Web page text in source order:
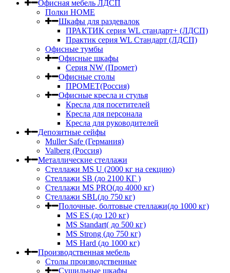
Офисная мебель ЛДСП
Полки HOME
Шкафы для раздевалок
ПРАКТИК серия WL стандарт+ (ЛДСП)
Практик серия WL Стандарт (ЛДСП)
Офисные тумбы
Офисные шкафы
Серия NW (Промет)
Офисные столы
ПРОМЕТ(Россия)
Офисные кресла и стулья
Кресла для посетителей
Кресла для персонала
Кресла для руководителей
Депозитные сейфы
Muller Safe (Германия)
Valberg (Россия)
Металлические стеллажи
Стеллажи MS U (2000 кг на секцию)
Стеллажи SB (до 2100 КГ )
Стеллажи MS PRO(до 4000 кг)
Стеллажи SBL(до 750 кг)
Полочные, болтовые стеллажи(до 1000 кг)
MS ES (до 120 кг)
MS Standart( до 500 кг)
MS Strong (до 750 кг)
MS Hard (до 1000 кг)
Производственная мебель
Столы производственные
Сушильные шкафы